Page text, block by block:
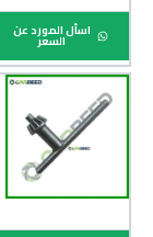
اسأل المورد عن
السعر